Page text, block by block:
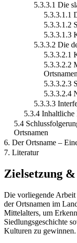
5.3.3.1 Die
5.3.3.1.1
5.3.3.1.2
5.3.3.1.3
5.3.3.2 Die
5.3.3.2.1
5.3.3.2.2
5.3.3.2.3
5.3.3.2.4
5.3.3.3
5.3.4 Inhaltliche
5.4
Ortsnamen
6. Der Ortsname –
7. Literatur
Zielsetzung
Die vorliegende
der Ortsnamen im
Mittelalters, um
Siedlungsgeschichte
Kulturen zu gewinnen.